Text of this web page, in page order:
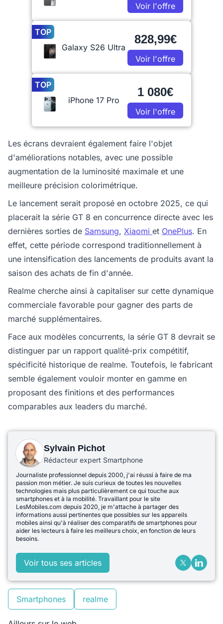
Voir l'offre
TOP
Galaxy S26 Ultra
828,99€
Voir l'offre
TOP
iPhone 17 Pro
1 080€
Voir l'offre
Les écrans devraient également faire l'objet
d'améliorations notables, avec une possible
augmentation de la luminosité maximale et une
meilleure précision colorimétrique.
Le lancement serait proposé en octobre 2025, ce qui
placerait la série GT 8 en concurrence directe avec les
dernières sorties de Samsung, Xiaomi et OnePlus. En
effet, cette période correspond traditionnellement à
une intensification des lancements de produits avant la
saison des achats de fin d'année.
Realme cherche ainsi à capitaliser sur cette dynamique
commerciale favorable pour gagner des parts de
marché supplémentaires.
Face aux modèles concurrents, la série GT 8 devrait se
distinguer par un rapport qualité-prix compétitif,
spécificité historique de realme. Toutefois, le fabricant
semble également vouloir monter en gamme en
proposant des finitions et des performances
comparables aux leaders du marché.
Sylvain Pichot
Rédacteur expert Smartphone
Journaliste professionnel depuis 2000, j'ai réussi à faire de ma
passion mon métier. Je suis curieux de toutes les nouvelles
technologies mais plus particulièrement ce qui touche aux
smartphones et à la mobilité. Travaillant pour le site
LesMobiles.com depuis 2020, je m'attache à partager des
informations aussi pertinentes que possibles sur les appareils
mobiles ainsi qu'à réaliser des comparatifs de smartphones pour
aider les lecteurs à faire les meilleurs choix, en fonction de leurs
besoins.
Voir tous ses articles
Smartphones realme